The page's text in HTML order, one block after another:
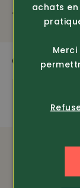
185.-
QUI
achats